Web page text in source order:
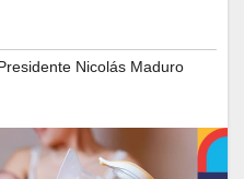
Nicolás Maduro